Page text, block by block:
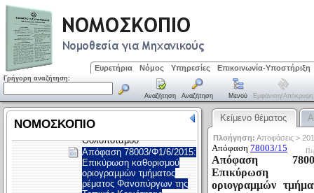
Ευρετήρια Νόμος Υπηρεσίες Επικοινωνία-Υποστήριξη
Γρήγορη αναζήτηση:
Αναζήτηση Αναζήτηση Μενού Εμφάνιση/απόκρυψη
Κείμενο θέματος